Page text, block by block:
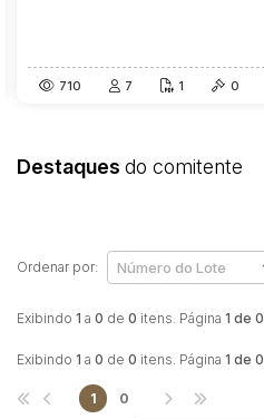
710 7 1 0
Destaques do comitente
Exibindo 1 a 0 de 0 itens. Página 1 de 0
Ordenar por:
Exibindo 1 a 0 de 0 itens. Página 1 de 0
1 0